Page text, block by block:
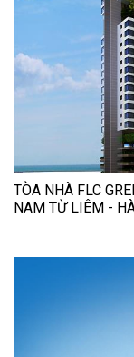
TÒA NHÀ FLC
NAM TỪ LIÊM -